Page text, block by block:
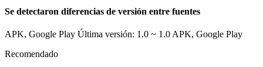
Se detectaron diferencias de versión entre fuentes
APK, Google Play Última versión: 1.0 ~ 1.0 APK, Google Play
Recomendado